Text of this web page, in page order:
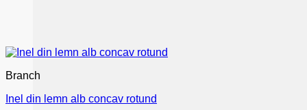
Branch
Inel din lemn alb concav rotund